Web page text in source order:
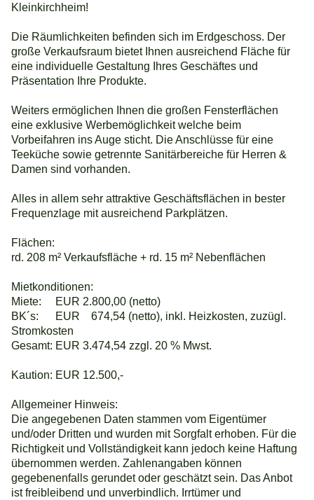
Kleinkirchheim!
Die Räumlichkeiten befinden sich im Erdgeschoss. Der
große Verkaufsraum bietet Ihnen ausreichend Fläche für
eine individuelle Gestaltung Ihres Geschäftes und
Präsentation Ihre Produkte.
Weiters ermöglichen Ihnen die großen Fensterflächen
eine exklusive Werbemöglichkeit welche beim
Vorbeifahren ins Auge sticht. Die Anschlüsse für eine
Teeküche sowie getrennte Sanitärbereiche für Herren &
Damen sind vorhanden.
Alles in allem sehr attraktive Geschäftsflächen in bester
Frequenzlage mit ausreichend Parkplätzen.
Flächen:
rd. 208 m² Verkaufsfläche + rd. 15 m² Nebenflächen
Mietkonditionen:
Miete: EUR 2.800,00 (netto)
BK´s: EUR 674,54 (netto), inkl. Heizkosten, zuzügl.
Stromkosten
Gesamt: EUR 3.474,54 zzgl. 20 % Mwst.
Kaution: EUR 12.500,-
Allgemeiner Hinweis:
Die angegebenen Daten stammen vom Eigentümer
und/oder Dritten und wurden mit Sorgfalt erhoben. Für die
Richtigkeit und Vollständigkeit kann jedoch keine Haftung
übernommen werden. Zahlenangaben können
gegebenenfalls gerundet oder geschätzt sein. Das Anbot
ist freibleibend und unverbindlich. Irrtümer und